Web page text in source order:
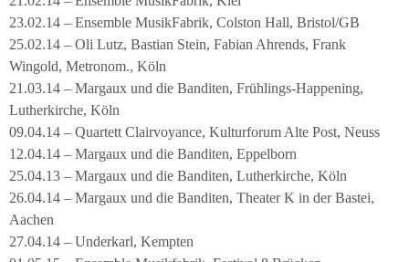
23.02.14 – Ensemble MusikFabrik, Colston Hall, Bristol/GB
25.02.14 – Oli Lutz, Bastian Stein, Fabian Ahrends, Frank
Wingold, Metronom., Köln
21.03.14 – Margaux und die Banditen, Frühlings-Happening,
Lutherkirche, Köln
09.04.14 – Quartett Clairvoyance, Kulturforum Alte Post, Neuss
12.04.14 – Margaux und die Banditen, Eppelborn
25.04.13 – Margaux und die Banditen, Lutherkirche, Köln
26.04.14 – Margaux und die Banditen, Theater K in der Bastei,
Aachen
27.04.14 – Underkarl, Kempten